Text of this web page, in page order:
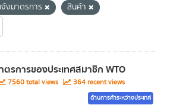
จ้งมาตรการ
สินค้า
ตรการของประเทศสมาชิก WTO
7560 total views 364 recent views
ด้านการค้าระหว่างประเทศ